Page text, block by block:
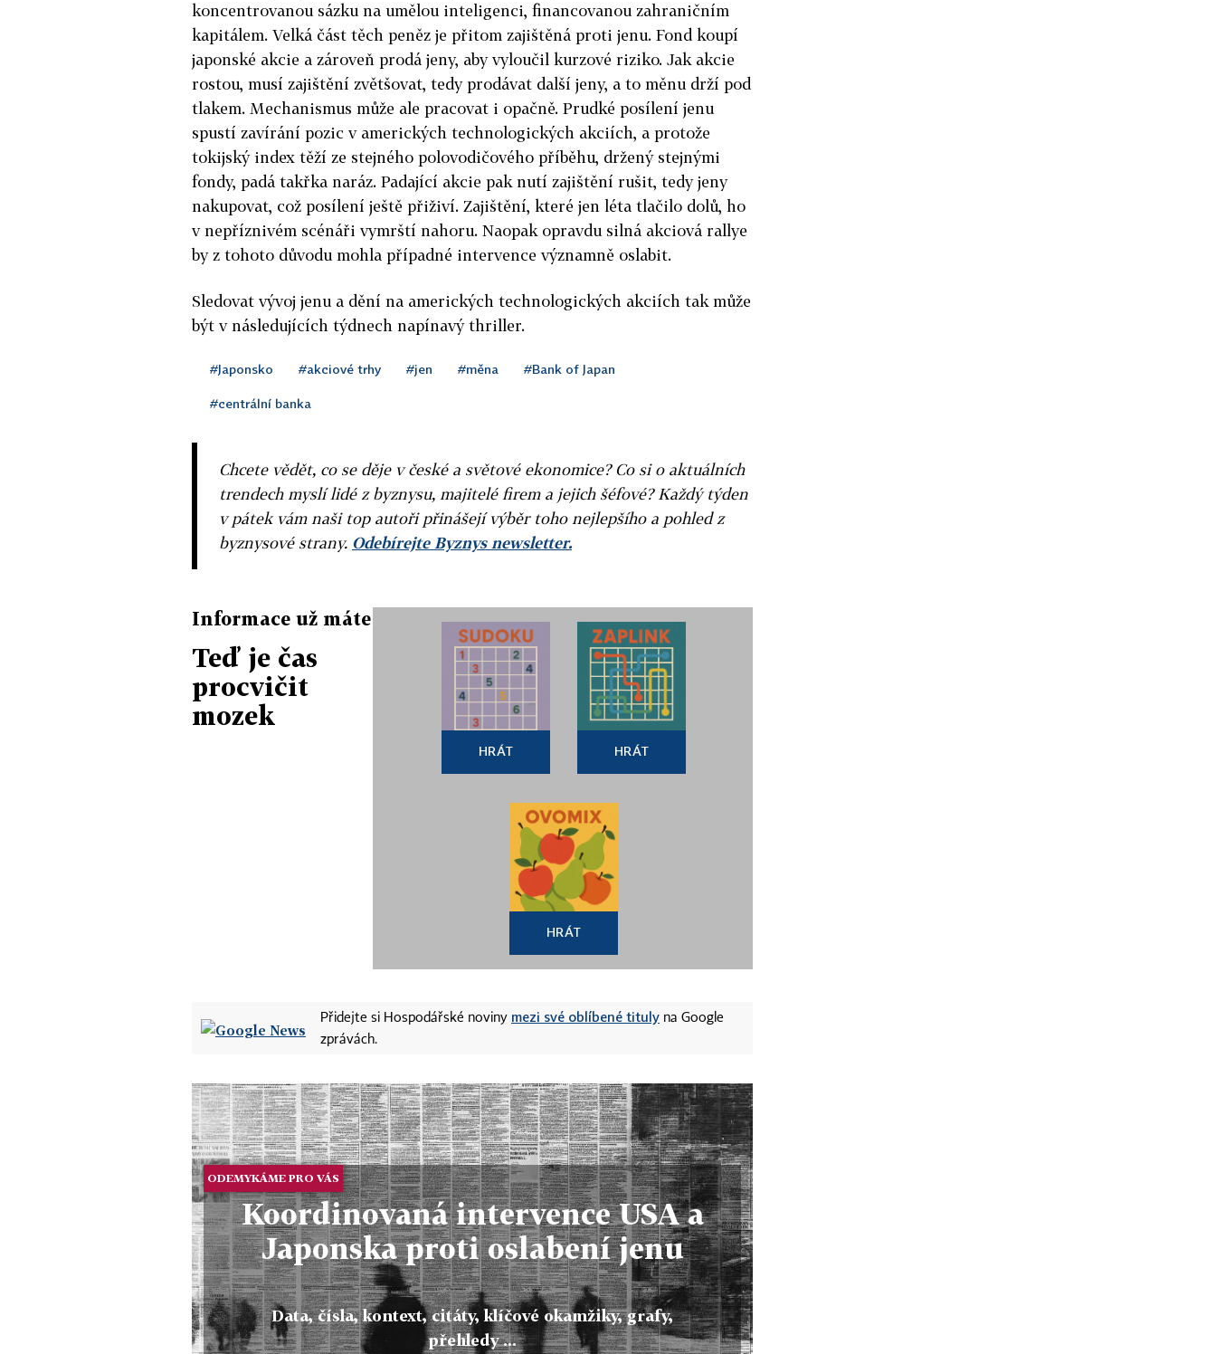
koncentrovanou sázku na umělou inteligenci, financovanou zahraničním
kapitálem. Velká část těch peněz je přitom zajištěná proti jenu. Fond koupí
japonské akcie a zároveň prodá jeny, aby vyloučil kurzové riziko. Jak akcie
rostou, musí zajištění zvětšovat, tedy prodávat další jeny, a to měnu drží pod
tlakem. Mechanismus může ale pracovat i opačně. Prudké posílení jenu
spustí zavírání pozic v amerických technologických akciích, a protože
tokijský index těží ze stejného polovodičového příběhu, držený stejnými
fondy, padá takřka naráz. Padající akcie pak nutí zajištění rušit, tedy jeny
nakupovat, což posílení ještě přiživí. Zajištění, které jen léta tlačilo dolů, ho
v nepříznivém scénáři vymrští nahoru. Naopak opravdu silná akciová rallye
by z tohoto důvodu mohla případné intervence významně oslabit.
Sledovat vývoj jenu a dění na amerických technologických akciích tak může
být v následujících týdnech napínavý thriller.
#Japonsko #akciové trhy #jen #měna #Bank of Japan
#centrální banka
Chcete vědět, co se děje v české a světové ekonomice? Co si o aktuálních
trendech myslí lidé z byznysu, majitelé firem a jejich šéfové? Každý týden
v pátek vám naši top autoři přinášejí výběr toho nejlepšího a pohled z
byznysové strany. Odebírejte Byznys newsletter.
Informace už máte
Teď je čas
procvičit
mozek
HRÁT HRÁT
HRÁT
Přidejte si Hospodářské noviny mezi své oblíbené tituly na Google
zprávách.
ODEMYKÁME PRO VÁS
Koordinovaná intervence USA a
Japonska proti oslabení jenu
Data, čísla, kontext, citáty, klíčové okamžiky, grafy,
přehledy ...